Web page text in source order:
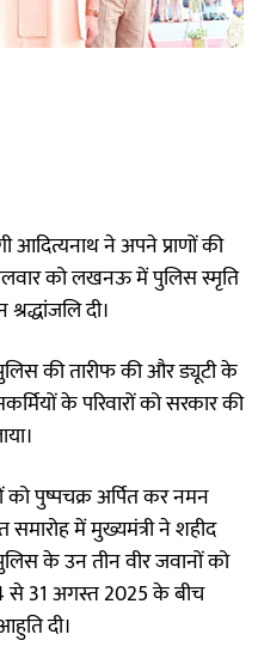
आदित्यनाथ ने अपने प्राणों की
को लखनऊ में पुलिस स्मृति
दी।
की तारीफ की और ड्यूटी के
के परिवारों को सरकार की
को पुष्पचक्र अर्पित कर नमन
में मुख्यमंत्री ने शहीद
के उन तीन वीर जवानों को
से 31 अगस्त 2025 के बीच
दी।